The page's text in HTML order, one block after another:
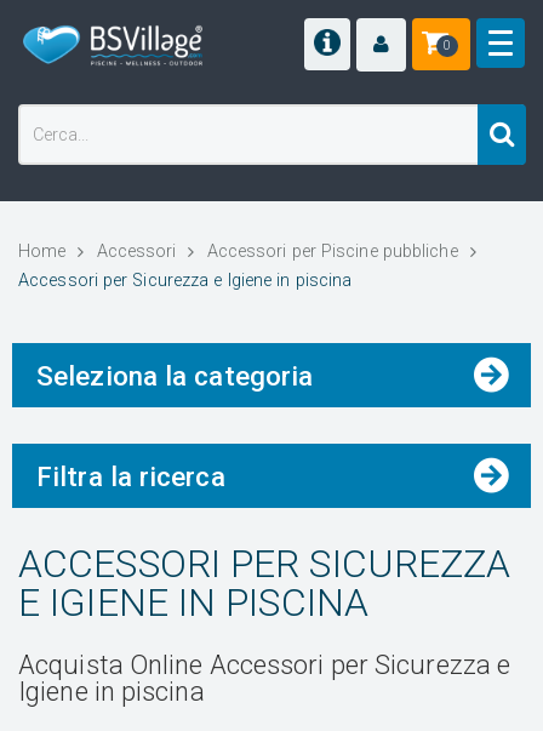
0
Home Accessori
Accessori per Piscine pubbliche
Accessori per Sicurezza e Igiene in piscina
Seleziona la categoria
Filtra la ricerca
ACCESSORI PER SICUREZZA
E IGIENE IN PISCINA
Acquista Online Accessori per Sicurezza e
Igiene in piscina